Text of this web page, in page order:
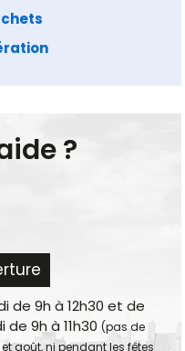
?
de 9h à 12h30 et de
de 9h à 11h30 (pas de
août, ni pendant les fêtes